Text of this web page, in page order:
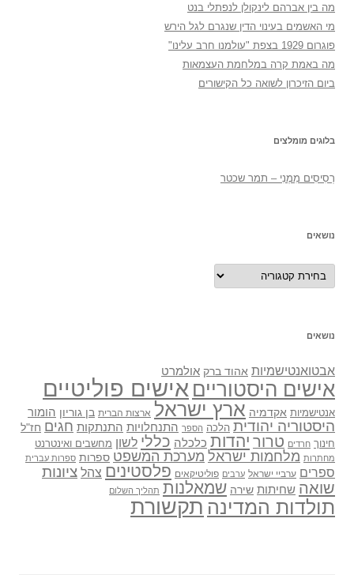
מה בין אברהם לינקולן לנפתלי בנט
מי האשמים בעינוי הדין שנגרם לגל הירש
פוגרום 1929 בצפת "עולמנו חרב עלינו"
מה באמת קרה במלחמת העצמאות
ביום הזיכרון לשואה כל הקישורים
בלוגים מומלצים
רְסִיסִים מִמֶנִי – תמר שכטר
נושאים
נושאים
נושאים
אבטואנטישמיות אהוד ברק אולמרט
אישים היסטוריים אישים פוליטיים
אנטישמיות אקדמיה ארץ ישראל ארצות הברית בן גוריון הומור
היסטוריה יהודית הלכה הספר התנחלויות התנתקות חגים חז"ל
חינוך חרדים טרור יהדות כלכלה כללי לשון מחשבים ואינטרנט
מחתרות מלחמות ישראל מערכת המשפט ספרות ספרות עברית
ספרים ערביי ישראל ערבים פוליטיקאים פלסטינים צהל ציונות
שואה שחיתות שירה שמאלנות תהליך השלום
תולדות המדינה תקשורת